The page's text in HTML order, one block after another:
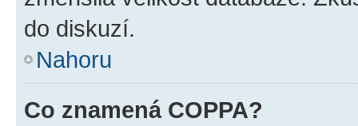
do diskuzí.
Nahoru
Co znamená COPPA?